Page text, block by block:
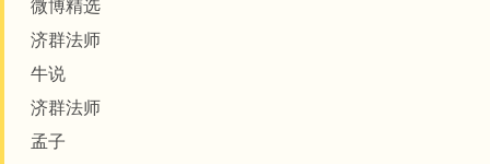
微博精选
济群法师
牛说
济群法师
孟子